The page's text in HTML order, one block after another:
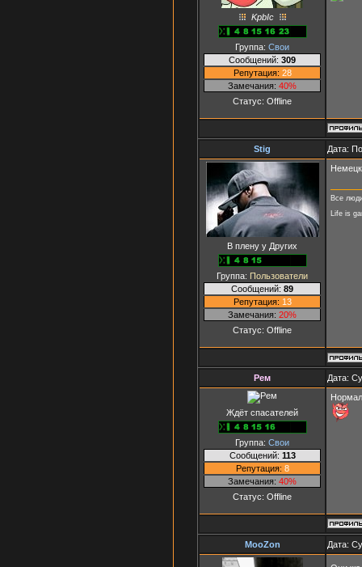
KpbIc
Группа: Свои
Сообщений: 309
Репутация: 28
Замечания: 40%
Статус: Offline
Stig Дата:
В плену у Других
Группа: Пользователи
Сообщений: 89
Репутация: 13
Замечания: 20%
Статус: Offline
Все
Life is
Рем Дата:
Ждёт спасателей
Группа: Свои
Сообщений: 113
Репутация: 8
Замечания: 40%
Статус: Offline
MooZon Дата: